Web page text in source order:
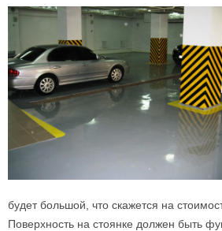
будет большой, что скажется на
Поверхность на стоянке должен быть